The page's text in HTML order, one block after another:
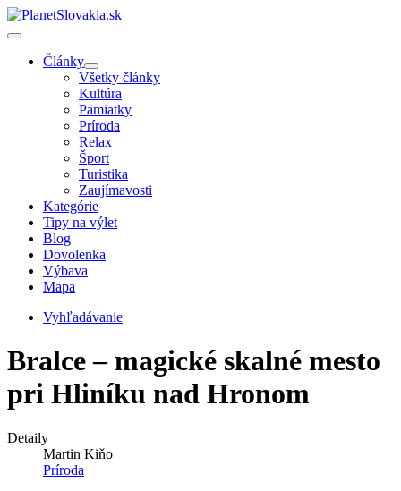
Články
Všetky články
Kultúra
Pamiatky
Príroda
Relax
Šport
Turistika
Zaujímavosti
Kategórie
Tipy na výlet
Blog
Dovolenka
Výbava
Mapa
Vyhľadávanie
Bralce – magické skalné mesto
pri Hliníku nad Hronom
Detaily
Martin Kiňo
Príroda